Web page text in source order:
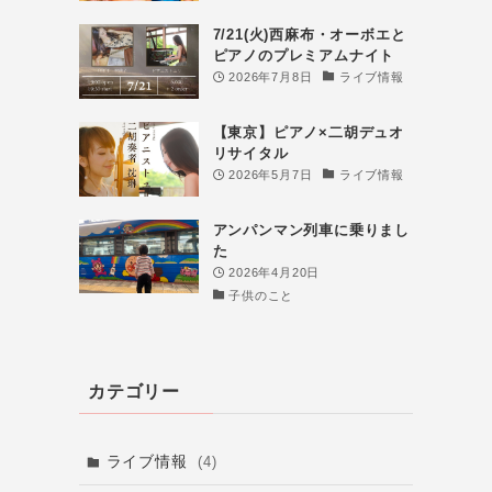
7/21(火)西麻布・オーボエと
ピアノのプレミアムナイト
2026年7月8日 ライブ情報
【東京】ピアノ×二胡デュオ
リサイタル
2026年5月7日 ライブ情報
アンパンマン列車に乗りまし
た
2026年4月20日
子供のこと
カテゴリー
ライブ情報 (4)